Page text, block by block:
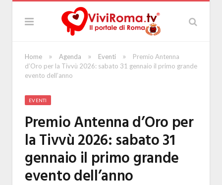
Home » Agenda » Eventi »
Premio Antenna
d’Oro per la Tivvù 2026: sabato 31 gennaio il primo grande
evento dell’anno
EVENTI
Premio Antenna d’Oro per
la Tivvù 2026: sabato 31
gennaio il primo grande
evento dell’anno